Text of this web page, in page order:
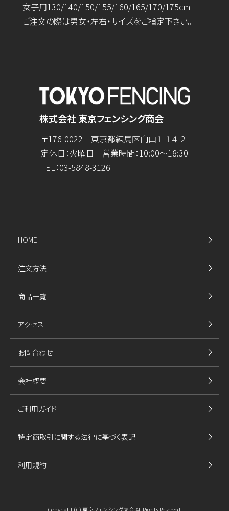
女子用130/140/150/155/160/165/170/175cm
ご注文の際は男女・左右・サイズをご指定下さい。
株式会社 東京フェンシング商会
〒176-0022 東京都練馬区向山１-１４-２
定休日：火曜日 営業時間：10:00～18:30
TEL：03-5848-3126
HOME
注文方法
商品一覧
アクセス
お問合わせ
会社概要
ご利用ガイド
特定商取引に関する法律に基づく表記
利用規約
Copyright (C) 東京フェンシング商会 All Rights Reserved.